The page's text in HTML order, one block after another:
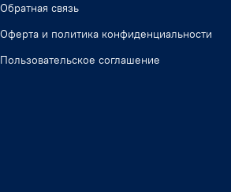
Обратная связь
Оферта и политика конфиденциальности
Пользовательское соглашение